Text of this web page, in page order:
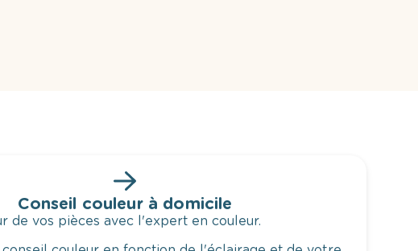
Conseil couleur à domicile
de vos pièces avec l'expert en couleur.